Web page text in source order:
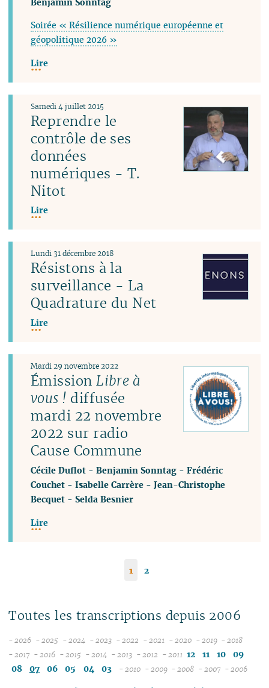
Soirée « Résilience numérique européenne et
géopolitique 2026 »
Lire
Reprendre le
contrôle de ses
données
numériques - T.
Nitot
Samedi 4 juillet 2015
Lire
Résistons à la
surveillance - La
Quadrature du Net
Lundi 31 décembre 2018
Lire
ÉmissionLibre à
vous ! diffusée
mardi 22 novembre
2022 sur radio
Cause Commune
Mardi 29 novembre 2022
Cécile Duflot -Benjamin Sonntag -Frédéric
Couchet -Isabelle Carrère -Jean-Christophe
Becquet -Selda Besnier
Lire
1 2
Toutes les transcriptions depuis 2006
- 2026 - 2025
11
- 2024
11
- 2023 - 2022 - 2021 - 2020 - 2019
12
- 2018
- 2017 - 2016
12
- 2015
12
- 2014 - 2013 - 2012 - 2011 12 11 10
09
08
07 06 05 04 03 - 2010 - 2009 - 2008 - 2007 - 2006